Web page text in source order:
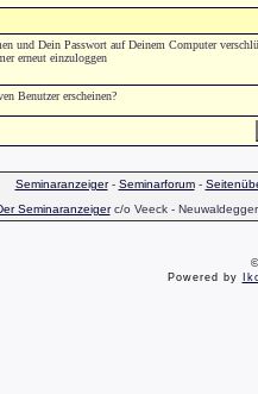
und Dein Passwort auf Deinem Computer
erneut einzuloggen
Benutzer erscheinen?
Seminaranzeiger- Seminarforum-
Seminaranzeigerc/o Veeck -
Powered by